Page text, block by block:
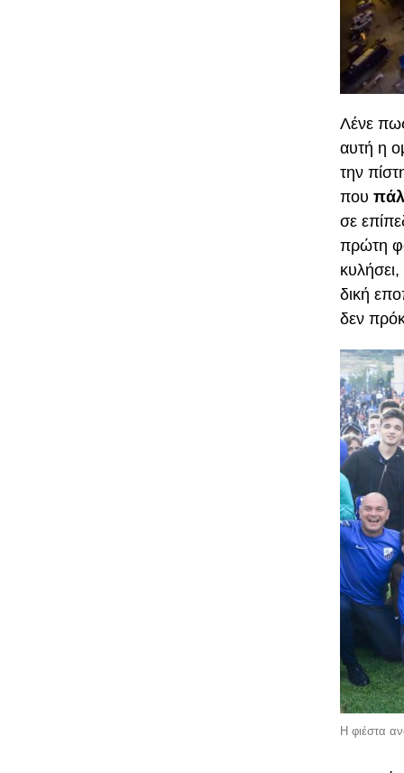
Λένε
αυτή η
την
που
σε
πρώτη
δική
δεν
Η φιέστα